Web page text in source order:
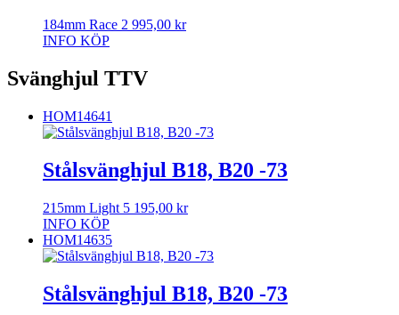
184mm Race 2 995,00 kr
INFO KÖP
Svänghjul TTV
HOM14641
Stålsvänghjul B18, B20 -73
215mm Light 5 195,00 kr
INFO KÖP
HOM14635
Stålsvänghjul B18, B20 -73